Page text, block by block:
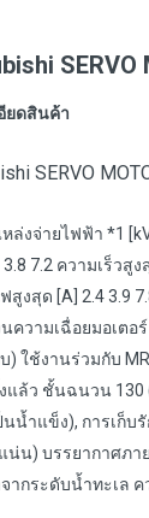
SERVO
ยดสินค้า
SERVO
ล่งจ่ายไฟฟ้า *1
3.8 7.2 ความเร็ว
สูงสุด [A] 2.4 3.9
ความเฉื่อยมอเตอ
) ใช้งานร่วมกับ
แล้ว ชั้นฉนวน 130
นน้ำแข็ง), การเก็บ
น่น) บรรยากาศภา
ากระดับน้ำทะเล